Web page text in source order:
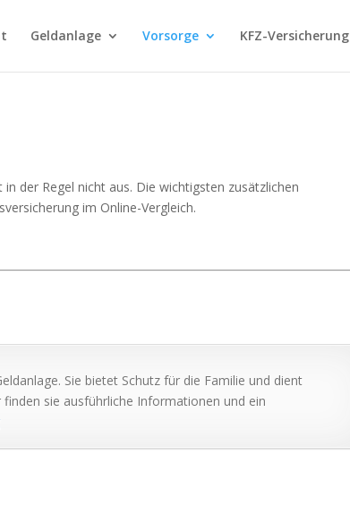
Geldanlage Vorsorge KFZ-Versicherung
der Regel nicht aus. Die wichtigsten zusätzlichen
im Online-Vergleich.
Sie bietet Schutz für die Familie und dient
sie ausführliche Informationen und ein